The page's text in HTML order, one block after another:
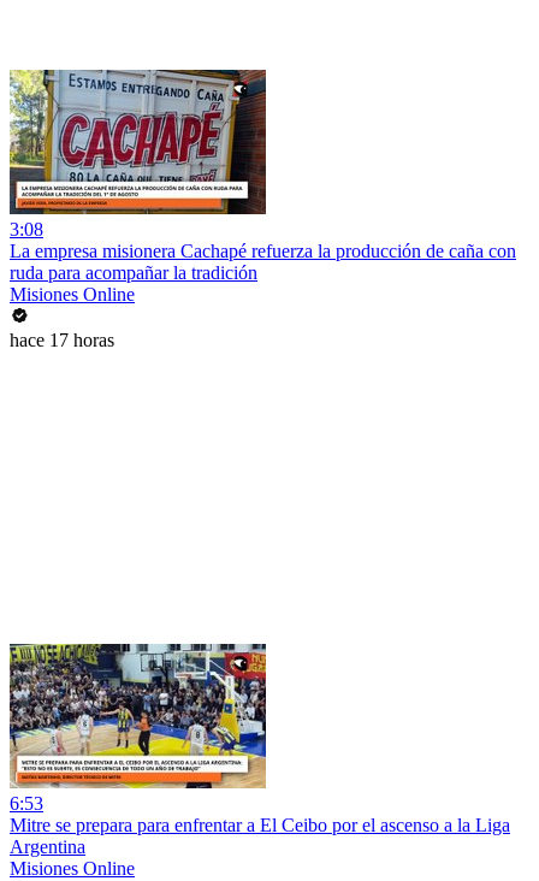
3:08
La empresa misionera Cachapé refuerza la producción de caña con
ruda para acompañar la tradición
Misiones Online
hace 17 horas
6:53
Mitre se prepara para enfrentar a El Ceibo por el ascenso a la Liga
Argentina
Misiones Online